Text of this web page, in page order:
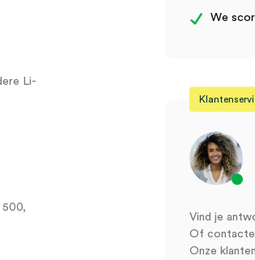
Li-
500,
We
Vind je
Of
Onze